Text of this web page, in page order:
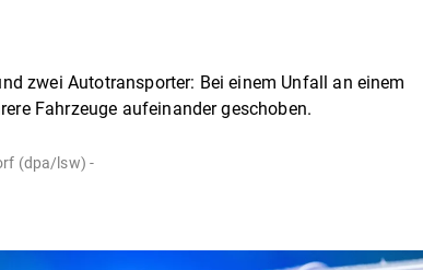
zwei Autotransporter: Bei einem Unfall an einem
Fahrzeuge aufeinander geschoben.
(dpa/lsw) -